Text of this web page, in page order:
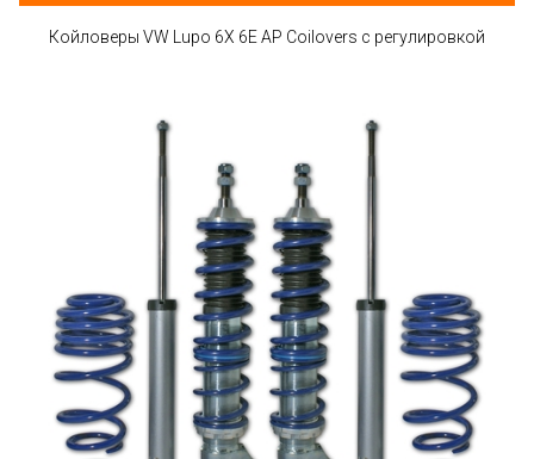
Койловеры VW Lupo 6X 6E AP Coilovers с регулировкой